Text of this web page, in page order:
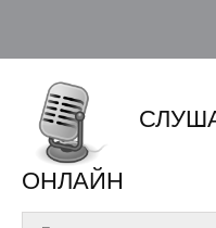
ОНЛАЙН